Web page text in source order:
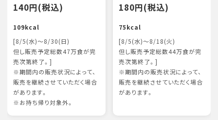
140円(税込)
109kcal
[8/5(水)～8/30(日)
但し販売予定総数47万食が完
売次第終了。]
※期間内の販売状況によって、
販売を継続させていただく場合
があります。
※お持ち帰り対象外。
180円(税込)
75kcal
[8/5(水)～8/18(火)
但し販売予定総数44万食が完
売次第終了。]
※期間内の販売状況によって、
販売を継続させていただく場合
があります。